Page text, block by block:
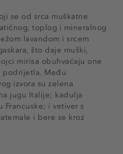
se od srca muškatne
toplog i mineralnog
lavandom i srcem
što daje muški,
mirisa obuhvaćaju one
podrijetla. Među
izvora su zelena
jugu Italije; kadulja
Francuske; i vetiver s
i bere se kroz